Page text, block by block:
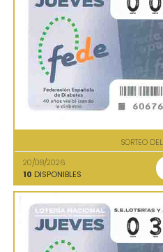
SORTEO
20/08/2026
10 DISPONIBLES